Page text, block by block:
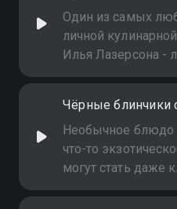
Один из самых
личной
Илья Лазерсона -
освежающий и
подаваться в двух
холодным и
Необычное блюдо
что-то
могут стать даже
блинчики, просто